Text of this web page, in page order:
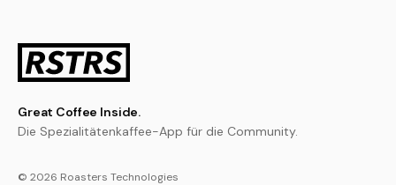
Great Coffee Inside.
Die Spezialitätenkaffee-App für die Community.
© 2026 Roasters Technologies